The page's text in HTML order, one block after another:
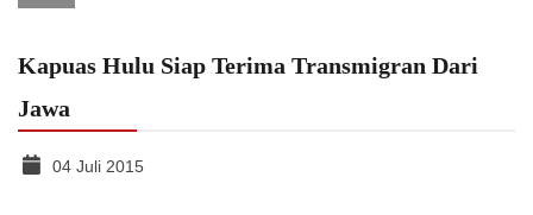
Kapuas Hulu Siap Terima Transmigran Dari
Jawa
04 Juli 2015